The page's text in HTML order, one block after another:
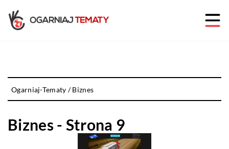
Ogarniaj-Tematy /Biznes
Biznes - Strona 9